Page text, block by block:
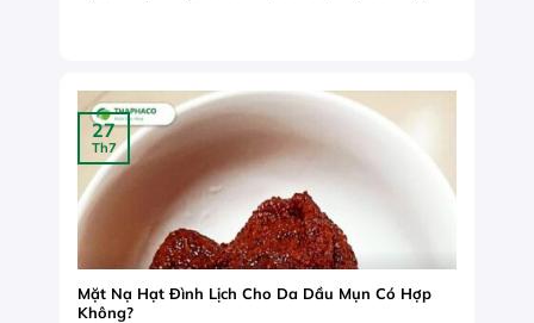
Mặt Nạ Hạt Đình Lịch Cho Da Dầu Mụn Có Hợp
Không?
27
Th7